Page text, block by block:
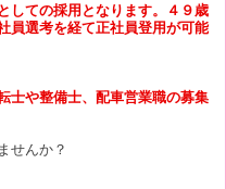
しての採用となります。４９歳
員選考を経て正社員登用が可能
士や整備士、配車営業職の募集
せんか？